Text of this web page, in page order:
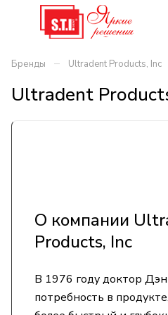
Бренды – Ultradent Products, Inc
Ultradent
О компании
Products, Inc
В 1976 году доктор
потребность в